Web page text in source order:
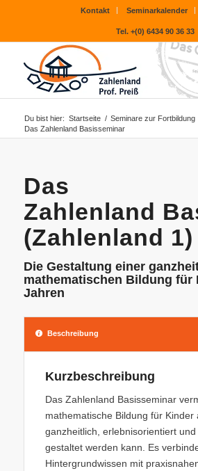
Kontakt Seminarkalender
Tel. +(0) 6434 90 36 33
Du bist hier: Startseite / Seminare zur Fortbildung
Das Zahlenland Basisseminar
Das
Zahlenland
(Zahlenland 1)
Die Gestaltung einer
mathematischen Bildung für
Jahren
Beschreibung
Kurzbeschreibung
Das Zahlenland Basisseminar
mathematische Bildung für Kinder
ganzheitlich, erlebnisorientiert
gestaltet werden kann. Es
Hintergrundwissen mit